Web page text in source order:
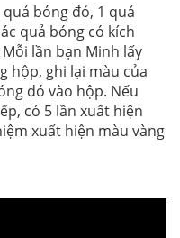
bóng đỏ, 1 quả
quả bóng có kích
lần bạn Minh lấy
hộp, ghi lại màu của
đó vào hộp. Nếu
có 5 lần xuất hiện
xuất hiện màu vàng